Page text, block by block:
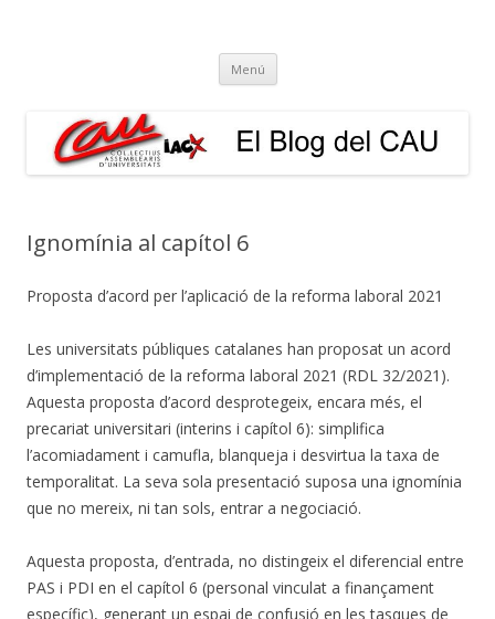
Menú Vés
contingut
Ignomínia al capítol 6
Proposta d’acord per l’aplicació de la reforma laboral 2021
Les universitats públiques catalanes han proposat un acord
d’implementació de la reforma laboral 2021 (RDL 32/2021).
Aquesta proposta d’acord desprotegeix, encara més, el
precariat universitari (interins i capítol 6): simplifica
l’acomiadament i camufla, blanqueja i desvirtua la taxa de
temporalitat. La seva sola presentació suposa una ignomínia
que no mereix, ni tan sols, entrar a negociació.
Aquesta proposta, d’entrada, no distingeix el diferencial entre
PAS i PDI en el capítol 6 (personal vinculat a finançament
específic), generant un espai de confusió en les tasques de